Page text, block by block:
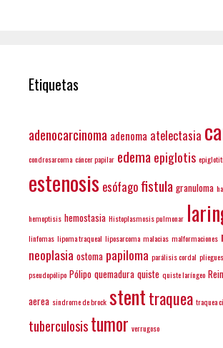
Etiquetas
adenocarcinoma adenoma atelectasia
condrosarcoma cáncer papilar edemaepiglotis
estenosis esófagofistula granuloma
hemoptisis hemostasia Histoplasmosis pulmonar
linfomas lipoma traqueal liposarcoma malacias malformaciones
neoplasia ostoma papiloma parálisis cordal
pseudopólipo Pólipo quemadura quiste quiste laríngeo
aerea sindrome de brock stenttraquea traquea
tuberculosistumor verrugoso